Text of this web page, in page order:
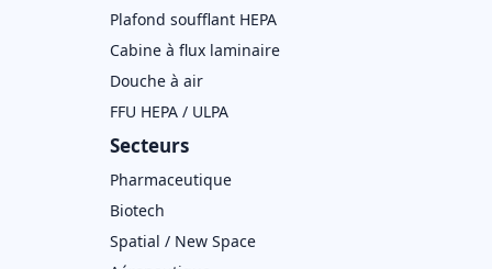
Plafond soufflant HEPA
Cabine à flux laminaire
Douche à air
FFU HEPA / ULPA
Secteurs
Pharmaceutique
Biotech
Spatial / New Space